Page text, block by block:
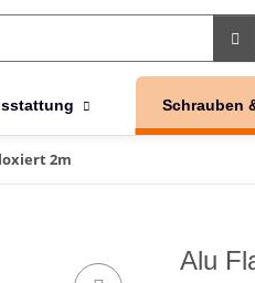
Schrauben
2m
Alu